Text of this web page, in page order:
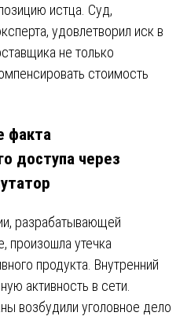
истца. Суд,
удовлетворил иск в
не только
стоимость
факта
доступа через
разрабатывающей
произошла утечка
продукта. Внутренний
активность в сети.
возбудили уголовное дело